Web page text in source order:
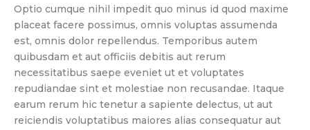
Optio cumque nihil impedit quo minus id quod maxime
placeat facere possimus, omnis voluptas assumenda
est, omnis dolor repellendus. Temporibus autem
quibusdam et aut officiis debitis aut rerum
necessitatibus saepe eveniet ut et voluptates
repudiandae sint et molestiae non recusandae. Itaque
earum rerum hic tenetur a sapiente delectus, ut aut
reiciendis voluptatibus maiores alias consequatur aut